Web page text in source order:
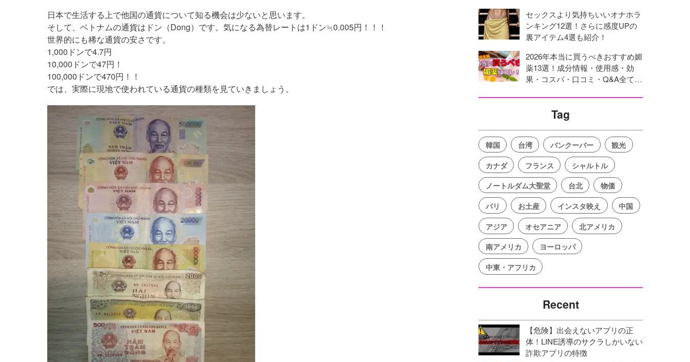
日本で生活する上で他国の通貨について知る機会は少ないと思います。
そして、ベトナムの通貨はドン（Dong）です。気になる為替レートは1ドン≒0.005円！！！
世界的にも稀な通貨の安さです。
1,000ドンで4.7円
10,000ドンで47円！
100,000ドンで470円！！
では、実際に現地で使われている通貨の種類を見ていきましょう。
セックスより気持ちいいオナホラ
ンキング12選！さらに感度UPの
裏アイテム4選も紹介！
2026年本当に買うべきおすすめ媚
薬13選！成分情報・使用感・効
果・コスパ・口コミ・Q&A全てを
Tag
韓国 台湾 バンクーバー
観光
カナダ
フランス
シャルトル
ノートルダム大聖堂
台北
物価
パリ
お土産 インスタ映え
中国
アジア
オセアニア
北アメリカ
南アメリカ
ヨーロッパ
中東・アフリカ
Recent
【危険】出会えないアプリの正
体！LINE誘導のサクラしかいない
詐欺アプリの特徴